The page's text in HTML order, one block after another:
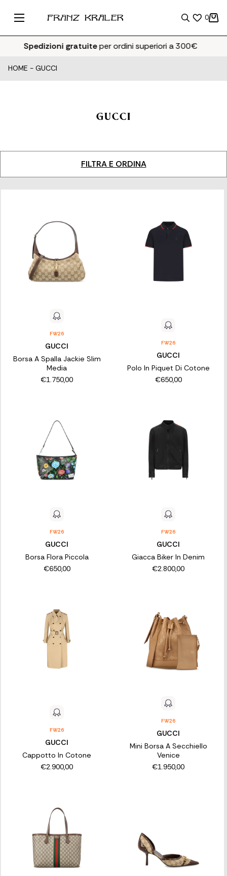
0
Spedizioni gratuiteper ordini superiori a 300€
HOME - GUCCI
GUCCI
FILTRA E ORDINA
FW26
GUCCI
Borsa A Spalla Jackie Slim
Media
€1.750,00
FW26
GUCCI
Polo In Piquet Di Cotone
€650,00
FW26
GUCCI
Borsa Flora Piccola
€650,00
FW26
GUCCI
Giacca Biker In Denim
€2.800,00
FW26
GUCCI
Cappotto In Cotone
€2.900,00
FW26
GUCCI
Mini Borsa A Secchiello
Venice
€1.950,00